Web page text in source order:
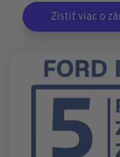
Zistiť viac o